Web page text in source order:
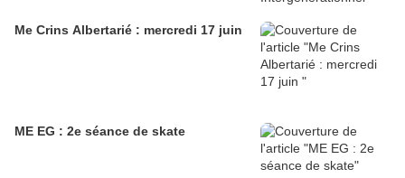
Me Crins Albertarié : mercredi 17 juin
ME EG : 2e séance de skate